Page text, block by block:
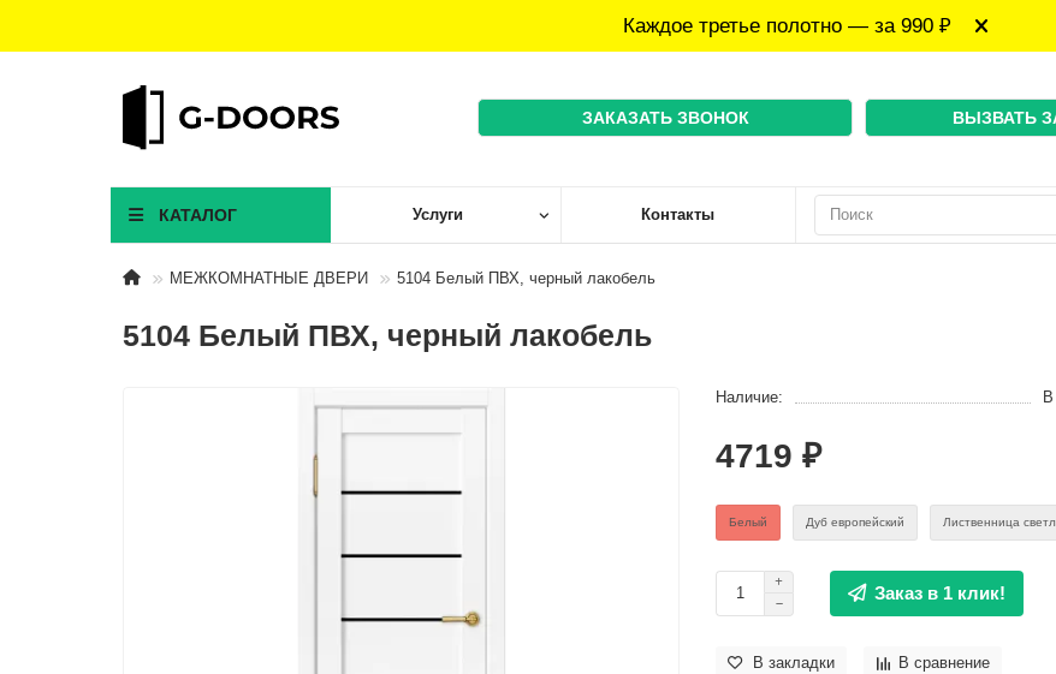
Каждое третье полотно — за 990 ₽
ЗАКАЗАТЬ ЗВОНОК ВЫЗВАТЬ
КАТАЛОГ Услуги Контакты
МЕЖКОМНАТНЫЕ ДВЕРИ 5104 Белый ПВХ, черный лакобель
5104 Белый ПВХ, черный лакобель
Наличие:
4719 ₽
Белый Дуб европейский Лиственница
Заказ в 1 клик!
В закладки В сравнение